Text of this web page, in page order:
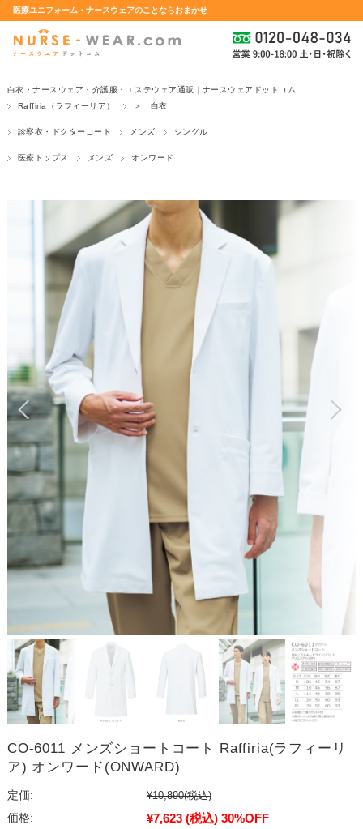
医療ユニフォーム・ナースウェアのことならおまかせ
白衣・ナースウェア・介護服・エステウェア通販｜ナースウェアドットコム
Raffiria（ラフィーリア）
＞ 白衣
診察衣・ドクターコート メンズ シングル
医療トップス メンズ オンワード
CO-6011 メンズショートコート Raffiria(ラフィーリ
ア) オンワード(ONWARD)
定価: ¥10,890(税込)
価格:
¥7,623 (税込) 30%OFF